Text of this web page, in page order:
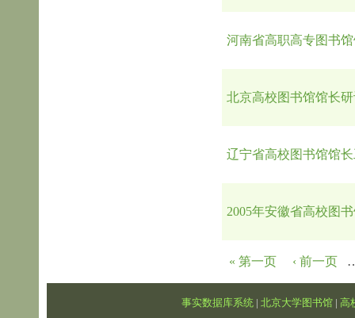
河南省高职高专图书
北京高校图书馆馆长
辽宁省高校图书馆馆
2005年安徽省高校图
页面
« 第一页 ‹ 前一页
事实数据库系统| 北京大学图书馆| 高